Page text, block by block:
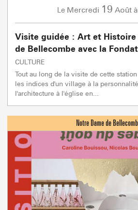
Le Mercredi 19 Août
Visite guidée : Art et Histoire
de Bellecombe avec la
CULTURE
Tout au long de la visite de cette
les indices d'un village à la
l'architecture à l'église en...